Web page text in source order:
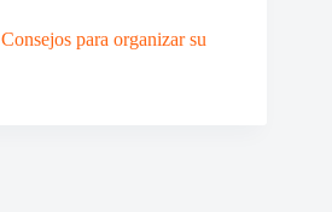
Consejos para organizar su